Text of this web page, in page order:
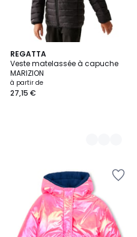
REGATTA
Veste matelassée à capuche
MARIZION
à partir de
27,15 €
2
Couleurs